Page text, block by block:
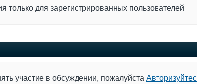
только для зарегистрированных пользователей
участие в обсуждении, пожалуйста